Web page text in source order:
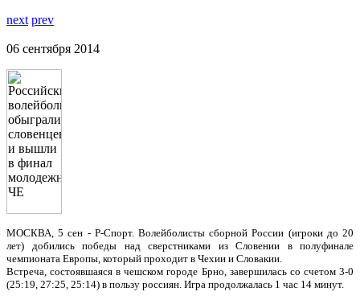
next prev
06 сентября 2014
МОСКВА, 5 сен - Р-Спорт. Волейболисты сборной России (игроки до 20
лет) добились победы над сверстниками из Словении в полуфинале
чемпионата Европы, который проходит в Чехии и Словакии.
Встреча, состоявшаяся в чешском городе Брно, завершилась со счетом 3-0
(25:19, 27:25, 25:14) в пользу россиян. Игра продолжалась 1 час 14 минут.